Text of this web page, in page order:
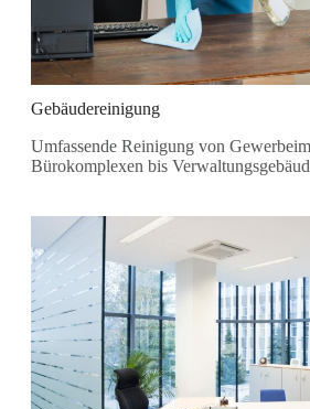
Gebäudereinigung
Umfassende Reinigung von
Bürokomplexen bis